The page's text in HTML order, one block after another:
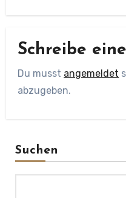
Schreibe
Du musst angemeldet
abzugeben.
Suchen